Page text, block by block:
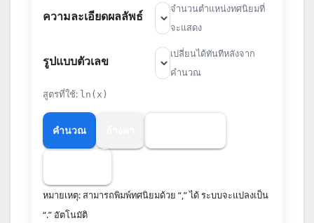
ความละเอียดผลลัพธ์
จำนวนตำแหน่งทศนิยมที่
จะแสดง
รูปแบบตัวเลข
เปลี่ยนได้ทันทีหลังจาก
คำนวณ
สูตรที่ใช้: ln(x)
คำนวณ
หมายเหตุ: สามารถพิมพ์ทศนิยมด้วย “,” ได้ ระบบจะแปลงเป็น
“.” อัตโนมัติ